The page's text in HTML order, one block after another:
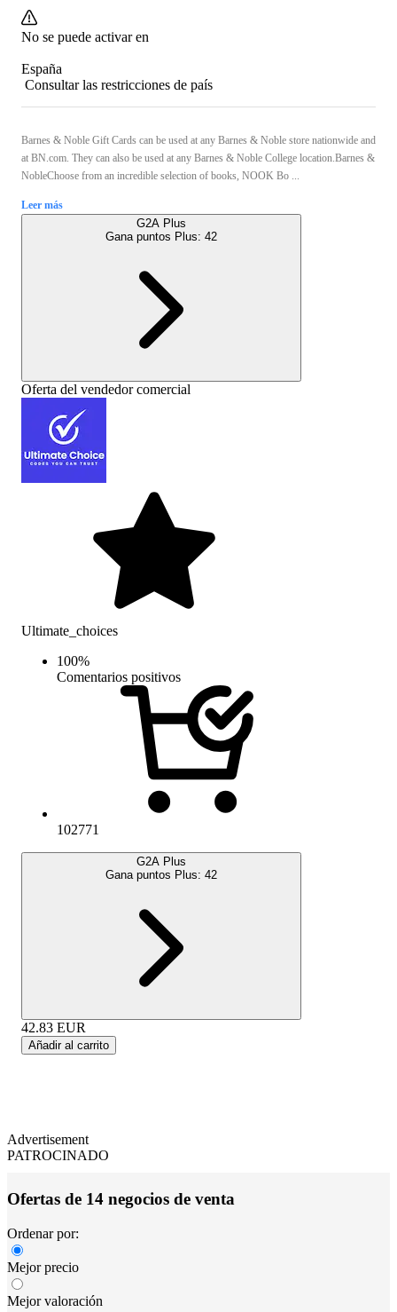
No se puede activar en
España
Consultar las restricciones de país
Barnes & Noble Gift Cards can be used at any Barnes & Noble store nationwide and
at BN.com. They can also be used at any Barnes & Noble College location.Barnes &
NobleChoose from an incredible selection of books, NOOK Bo ...
Leer más
G2A Plus
Gana puntos Plus: 42
Oferta del vendedor comercial
Ultimate_choices
100%
Comentarios positivos
102771
G2A Plus
Gana puntos Plus: 42
42.83 EUR
Añadir al carrito
Advertisement
PATROCINADO
Ofertas de 14 negocios de venta
Ordenar por:
Mejor precio
Mejor valoración